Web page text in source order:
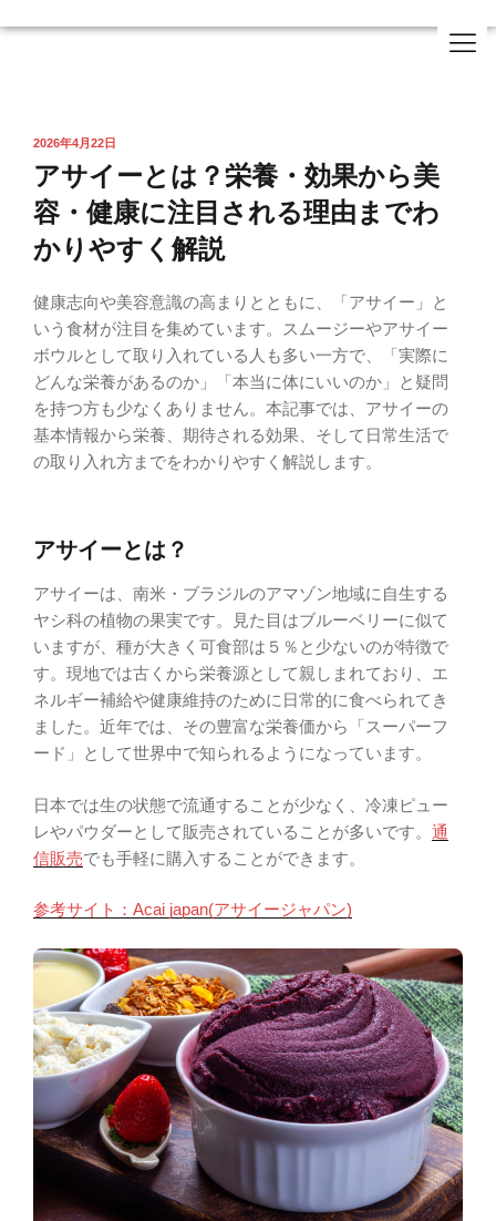
2026年4月22日
アサイーとは？栄養・効果から美
容・健康に注目される理由までわ
かりやすく解説
健康志向や美容意識の高まりとともに、「アサイー」と
いう食材が注目を集めています。スムージーやアサイー
ボウルとして取り入れている人も多い一方で、「実際に
どんな栄養があるのか」「本当に体にいいのか」と疑問
を持つ方も少なくありません。本記事では、アサイーの
基本情報から栄養、期待される効果、そして日常生活で
の取り入れ方までをわかりやすく解説します。
アサイーとは？
アサイーは、南米・ブラジルのアマゾン地域に自生する
ヤシ科の植物の果実です。見た目はブルーベリーに似て
いますが、種が大きく可食部は５％と少ないのが特徴で
す。現地では古くから栄養源として親しまれており、エ
ネルギー補給や健康維持のために日常的に食べられてき
ました。近年では、その豊富な栄養価から「スーパーフ
ード」として世界中で知られるようになっています。
日本では生の状態で流通することが少なく、冷凍ピュー
レやパウダーとして販売されていることが多いです。 通
信販売でも手軽に購入することができます。
参考サイト：Acai japan(アサイージャパン)